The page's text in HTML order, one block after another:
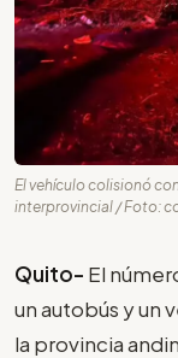
El vehículo colisionó
interprovincial / Foto:
Quito- El
un autobús y un
la provincia